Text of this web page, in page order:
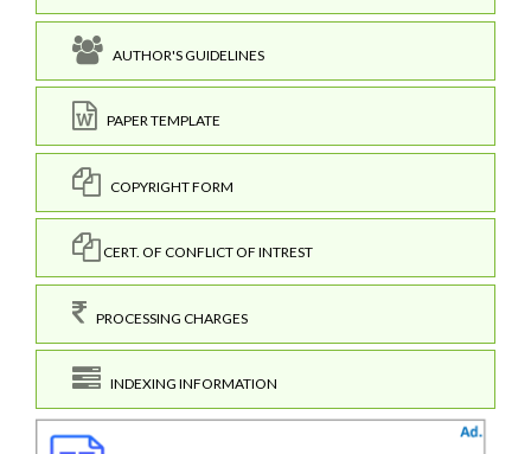
AUTHOR'S GUIDELINES
PAPER TEMPLATE
COPYRIGHT FORM
CERT. OF CONFLICT OF INTREST
PROCESSING CHARGES
INDEXING INFORMATION